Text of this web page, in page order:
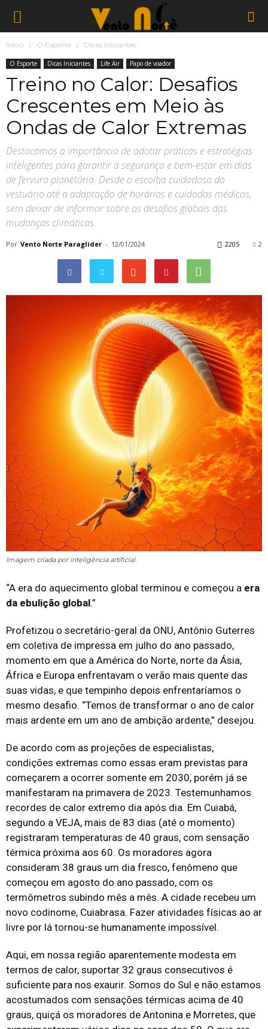
Início O Esporte Dicas Iniciantes
O Esporte Dicas Iniciantes Life Air Papo de voador
Treino no Calor: Desafios
Crescentes em Meio às
Ondas de Calor Extremas
Destacamos a importância de adotar práticas e estratégias
inteligentes para garantir a segurança e bem-estar em dias
de fervura planetária. Desde a escolha cuidadosa do
vestuário até a adaptação de horários e cuidados médicos,
sem deixar de informar sobre os desafios globais das
mudanças climáticas.
Por Vento Norte Paraglider - 12/01/2024 2
2205
Imagem criada por inteligência artificial.
“A era do aquecimento global terminou e começou a era
da ebulição global.”
Profetizou o secretário-geral da ONU, Antônio Guterres
em coletiva de impressa em julho do ano passado,
momento em que a América do Norte, norte da Ásia,
África e Europa enfrentavam o verão mais quente das
suas vidas, e que tempinho depois enfrentaríamos o
mesmo desafio. “Temos de transformar o ano de calor
mais ardente em um ano de ambição ardente,” desejou.
De acordo com as projeções de especialistas,
condições extremas como essas eram previstas para
começarem a ocorrer somente em 2030, porém já se
manifestaram na primavera de 2023. Testemunhamos
recordes de calor extremo dia após dia. Em Cuiabá,
segundo a VEJA, mais de 83 dias (até o momento)
registraram temperaturas de 40 graus, com sensação
térmica próxima aos 60. Os moradores agora
consideram 38 graus um dia fresco, fenômeno que
começou em agosto do ano passado, com os
termômetros subindo mês a mês. A cidade recebeu um
novo codinome, Cuiabrasa. Fazer atividades físicas ao ar
livre por lá tornou-se humanamente impossível.
Aqui, em nossa região aparentemente modesta em
termos de calor, suportar 32 graus consecutivos é
suficiente para nos exaurir. Somos do Sul e não estamos
acostumados com sensações térmicas acima de 40
graus, quiçá os moradores de Antonina e Morretes, que